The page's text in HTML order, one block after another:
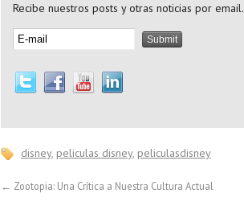
Recibe nuestros posts y otras noticias por email.
disney, peliculas disney, peliculasdisney
← Zootopia: Una Crítica a Nuestra Cultura Actual